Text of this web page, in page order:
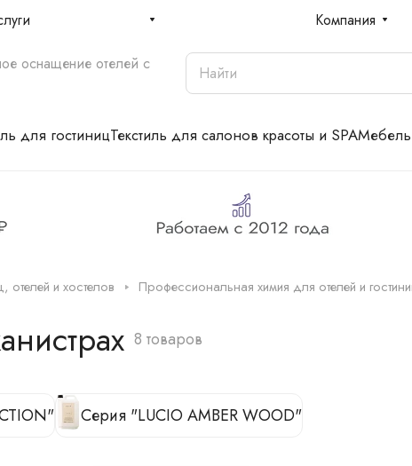
Компания
оснащение отелей с
для гостиницТекстиль для салонов красоты и SPAМебель
отелей и хостелов Профессиональная химия для отелей и
8 товаров
Серия "LUCIO AMBER WOOD"